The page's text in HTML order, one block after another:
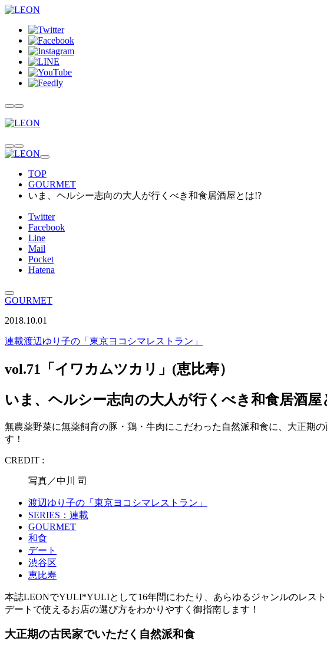
TOP
GOURMET
いま、ヘルシー志向の大人が行くべき和食居酒屋とは!?
Twitter
Facebook
Line
Mail
Pocket
Hatena
GOURMET
2018.10.01
連載渡辺ゆり子の「東京ヨコシマレストラン」
vol.71「イワカムツカリ」(恵比寿）
いま、ヘルシー志向の大人が行くべき和食居酒屋
無農薬野菜に無薬飼育の豚・鶏・牛肉にこだわった自然派和食に、大正期
す！
CREDIT :
写真／中川 司
渡辺ゆり子の「東京ヨコシマレストラン」
SERIES：連載
GOURMET
和食
デート
渋谷区
恵比寿
本誌LEONでYULI*YULIとして16年間にわたり、あらゆるジャンルのレス
デートで使えるお店の選び方をわかりやすく御指南します！
大正期の古民家でいただく自然派和食